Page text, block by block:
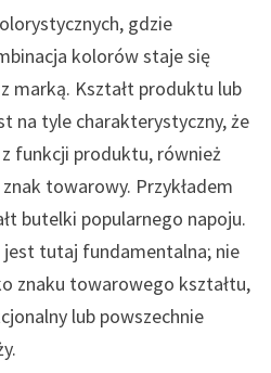
gdzie
kolorów staje się
marką. Kształt produktu lub
na tyle charakterystyczny, że
funkcji produktu, również
towarowy. Przykładem
butelki popularnego napoju.
tutaj fundamentalna; nie
znaku towarowego kształtu,
lub powszechnie